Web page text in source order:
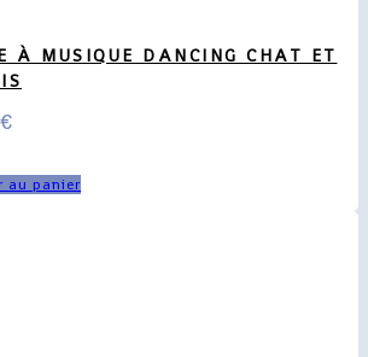
À MUSIQUE DANCING CHAT ET
€
au panier